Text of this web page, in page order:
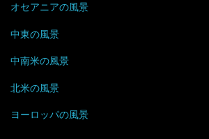
オセアニアの風景
中東の風景
中南米の風景
北米の風景
ヨーロッパの風景
ベトナム
ボルネオ
マレーシア
モナコ
モンテネグロ
リトアニア
イスラエル
イラン
クウェート
ニカラグア
ハイチ
パラグアイ
スーダン
セーシェル
チュニジア
オーストラリア